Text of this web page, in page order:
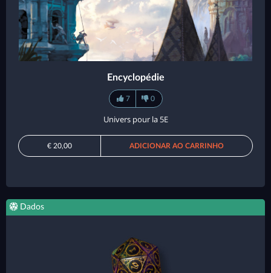
Encyclopédie
7 0
Univers pour la 5E
€ 20,00 ADICIONAR AO CARRINHO
Dados